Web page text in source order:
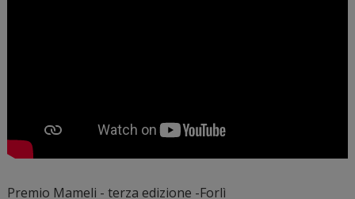
Premio Mameli - terza edizione -Forlì